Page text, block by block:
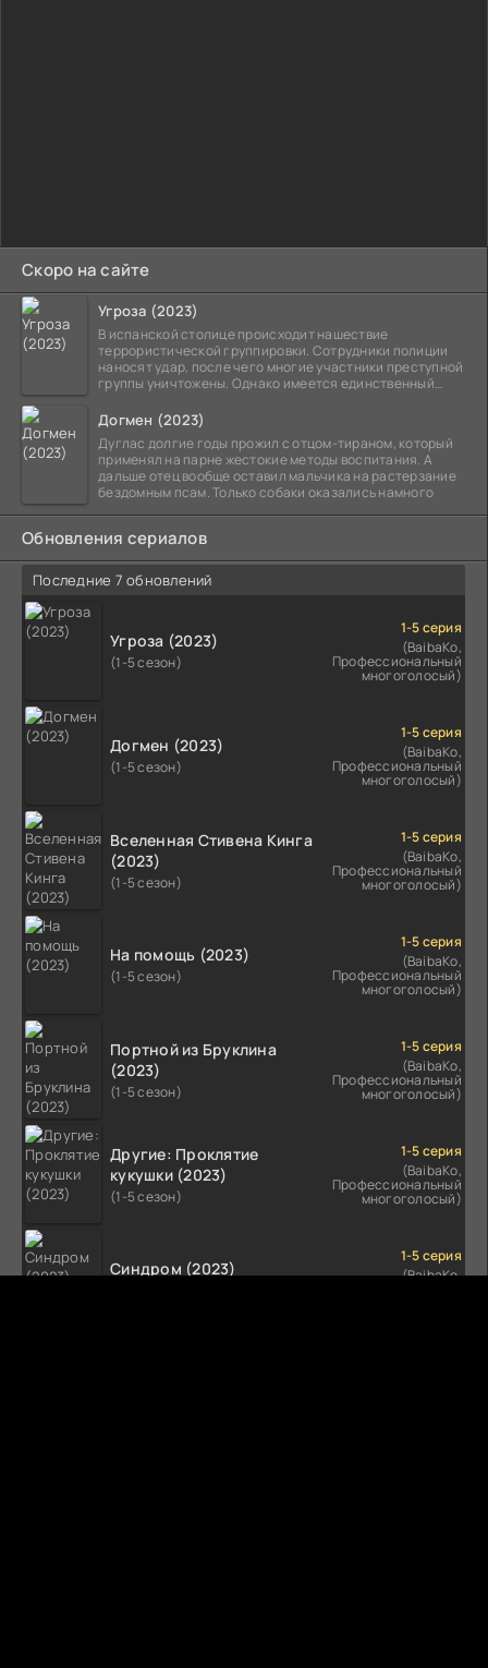
Скоро на сайте
Угроза (2023)
В испанской столице происходит нашествие
террористической группировки. Сотрудники полиции
наносят удар, после чего многие участники преступной
группы уничтожены. Однако имеется единственный
Догмен (2023)
Дуглас долгие годы прожил с отцом-тираном, который
применял на парне жестокие методы воспитания. А
дальше отец вообще оставил мальчика на растерзание
бездомным псам. Только собаки оказались намного
Обновления сериалов
Последние 7 обновлений
Угроза (2023)
(1-5 сезон)
1-5 серия
(BaibaKo,
Профессиональный
многоголосый)
Догмен (2023)
(1-5 сезон)
1-5 серия
(BaibaKo,
Профессиональный
многоголосый)
Вселенная Стивена Кинга
(2023)
(1-5 сезон)
1-5 серия
(BaibaKo,
Профессиональный
многоголосый)
На помощь (2023)
(1-5 сезон)
1-5 серия
(BaibaKo,
Профессиональный
многоголосый)
Портной из Бруклина
(2023)
(1-5 сезон)
1-5 серия
(BaibaKo,
Профессиональный
многоголосый)
Другие: Проклятие
кукушки (2023)
(1-5 сезон)
1-5 серия
(BaibaKo,
Профессиональный
многоголосый)
Синдром (2023)
1-5 серия
(BaibaKo,